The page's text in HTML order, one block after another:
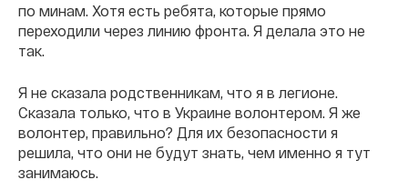
по минам. Хотя есть ребята, которые прямо
переходили через линию фронта. Я делала это не
так.
Я не сказала родственникам, что я в легионе.
Сказала только, что в Украине волонтером. Я же
волонтер, правильно? Для их безопасности я
решила, что они не будут знать, чем именно я тут
занимаюсь.